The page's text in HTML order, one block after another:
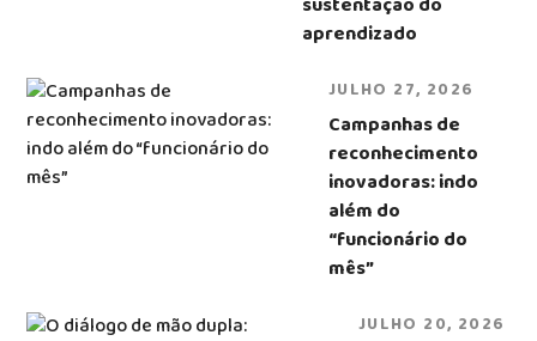
aprendizado
JULHO 27, 2026
Campanhas de
reconhecimento
inovadoras: indo
além do
“funcionário do
mês”
JULHO 20, 2026